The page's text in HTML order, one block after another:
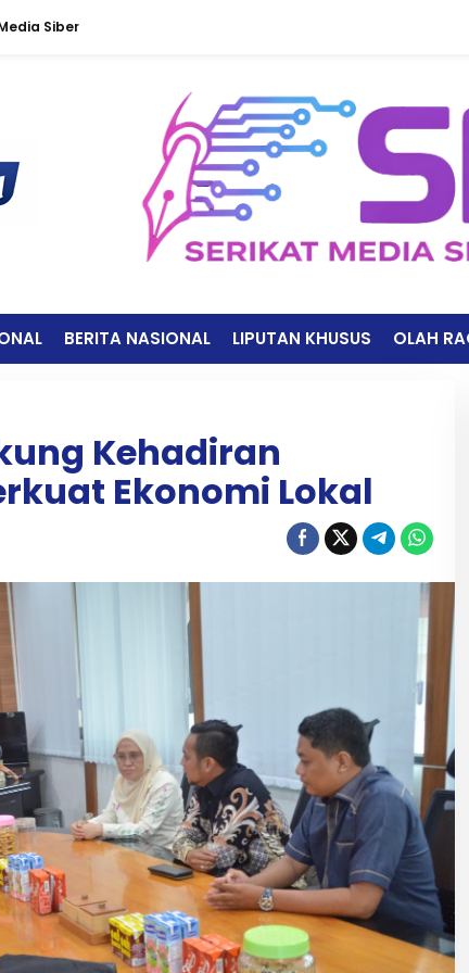
Siber
BERITA NASIONAL LIPUTAN KHUSUS OLAH
Kehadiran
Ekonomi Lokal